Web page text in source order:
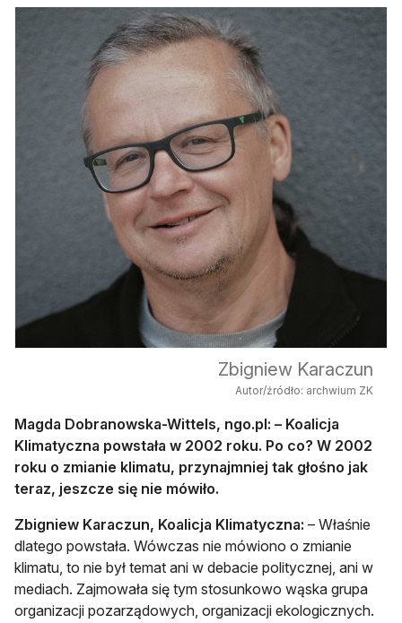
Zbigniew Karaczun
Autor/źródło: archwium ZK
Magda Dobranowska-Wittels, ngo.pl: – Koalicja
Klimatyczna powstała w 2002 roku. Po co? W 2002
roku o zmianie klimatu, przynajmniej tak głośno jak
teraz, jeszcze się nie mówiło.
Zbigniew Karaczun, Koalicja Klimatyczna: – Właśnie
dlatego powstała. Wówczas nie mówiono o zmianie
klimatu, to nie był temat ani w debacie politycznej, ani w
mediach. Zajmowała się tym stosunkowo wąska grupa
organizacji pozarządowych, organizacji ekologicznych.